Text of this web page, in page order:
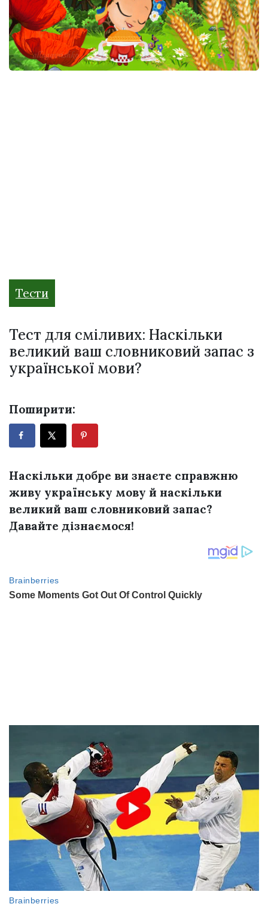
Тести
Тест для сміливих: Наскільки
великий ваш словниковий запас з
української мови?
Поширити:
Наскільки добре ви знаєте справжню
живу українську мову й наскільки
великий ваш словниковий запас?
Давайте дізнаємося!